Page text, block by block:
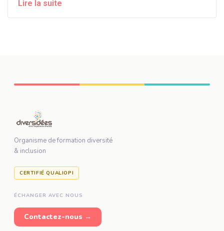
Lire la suite
Organisme de formation diversité
& inclusion
CERTIFIÉ QUALIOPI
ÉCHANGER AVEC NOUS
Contactez-nous →